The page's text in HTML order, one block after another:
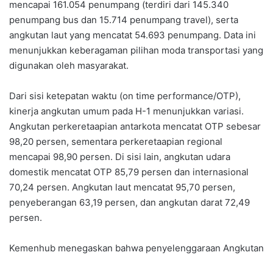
mencapai 161.054 penumpang (terdiri dari 145.340
penumpang bus dan 15.714 penumpang travel), serta
angkutan laut yang mencatat 54.693 penumpang. Data ini
menunjukkan keberagaman pilihan moda transportasi yang
digunakan oleh masyarakat.
Dari sisi ketepatan waktu (on time performance/OTP),
kinerja angkutan umum pada H-1 menunjukkan variasi.
Angkutan perkeretaapian antarkota mencatat OTP sebesar
98,20 persen, sementara perkeretaapian regional
mencapai 98,90 persen. Di sisi lain, angkutan udara
domestik mencatat OTP 85,79 persen dan internasional
70,24 persen. Angkutan laut mencatat 95,70 persen,
penyeberangan 63,19 persen, dan angkutan darat 72,49
persen.
Kemenhub menegaskan bahwa penyelenggaraan Angkutan